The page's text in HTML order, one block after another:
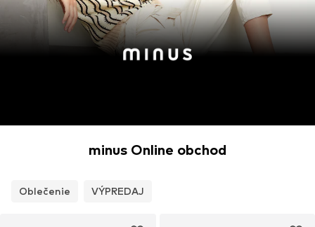
minus Online obchod
Oblečenie VÝPREDAJ